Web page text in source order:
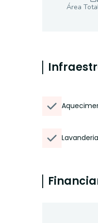
Área
Lavanderia